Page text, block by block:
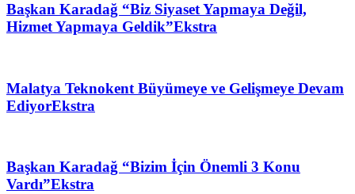
Başkan Karadağ “Biz Siyaset Yapmaya Değil,
Hizmet Yapmaya Geldik”Ekstra
Malatya Teknokent Büyümeye ve Gelişmeye Devam
EdiyorEkstra
Başkan Karadağ “Bizim İçin Önemli 3 Konu
Vardı”Ekstra